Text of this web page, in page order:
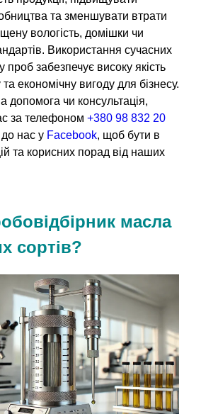
та зменшувати втрати
вологість, домішки чи
Використання сучасних
проб забезпечує високу якість
та економічну вигоду для бізнесу.
допомога чи консультація,
за телефоном +380 98 832 20
нас у Facebook, щоб бути в
та корисних порад від наших
масла
сортів?